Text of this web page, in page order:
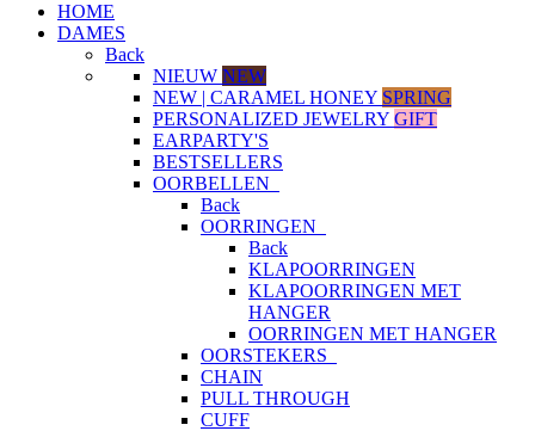
HOME
DAMES
Back
NIEUW NEW
NEW | CARAMEL HONEY SPRING
PERSONALIZED JEWELRY GIFT
EARPARTY'S
BESTSELLERS
OORBELLEN
Back
OORRINGEN
Back
KLAPOORRINGEN
KLAPOORRINGEN MET
HANGER
OORRINGEN MET HANGER
OORSTEKERS
CHAIN
PULL THROUGH
CUFF